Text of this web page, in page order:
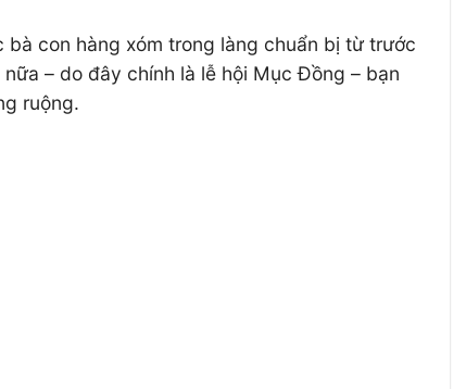
con hàng xóm trong làng chuẩn bị từ trước
– do đây chính là lễ hội Mục Đồng – bạn
ruộng.